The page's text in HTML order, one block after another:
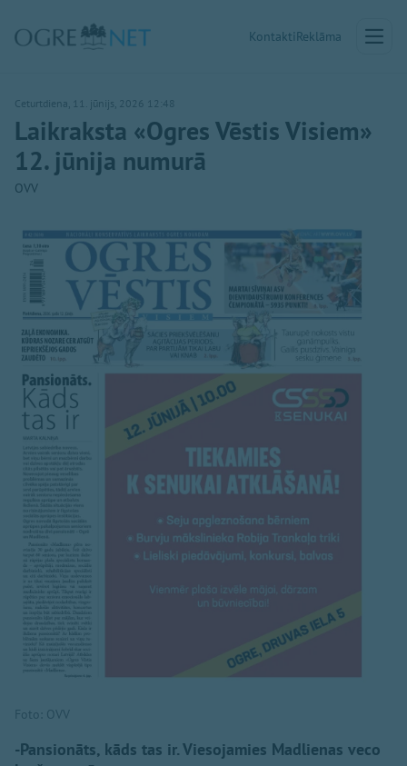
KontaktiReklāma
Ceturtdiena, 11. jūnijs, 2026 12:48
Laikraksta «Ogres Vēstis Visiem»
12. jūnija numurā
OVV
Foto: OVV
-Pansionāts, kāds tas ir. Viesojamies Madlienas veco